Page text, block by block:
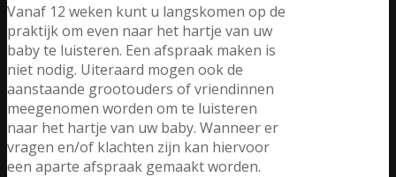
Vanaf 12 weken kunt u langskomen op de
praktijk om even naar het hartje van uw
baby te luisteren. Een afspraak maken is
niet nodig. Uiteraard mogen ook de
aanstaande grootouders of vriendinnen
meegenomen worden om te luisteren
naar het hartje van uw baby. Wanneer er
vragen en/of klachten zijn kan hiervoor
een aparte afspraak gemaakt worden.